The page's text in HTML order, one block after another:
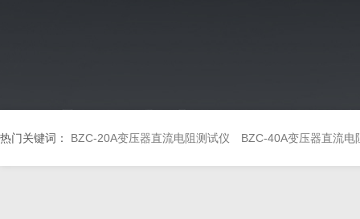
热门关键词： BZC-20A变压器直流电阻测试仪 BZC-40A变压器直流电